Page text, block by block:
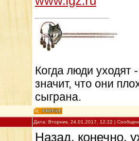
Когда люди уходят
значит, что они
сыграна.
Дата: Вторник, 24.01.2017, 12:22 |
Назад, конечно,